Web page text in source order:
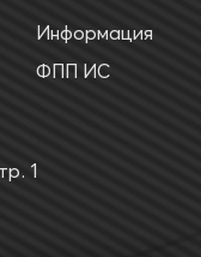
Информация
ФПП ИС
1